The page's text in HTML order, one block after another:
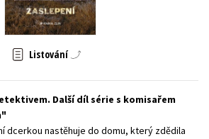
Zahraniční literatura
Všechny tituly
Listování
Další díl série s komisařem
dcerkou nastěhuje do domu, který zdědila